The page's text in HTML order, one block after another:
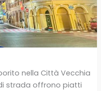
nella Città Vecchia
strada offrono piatti